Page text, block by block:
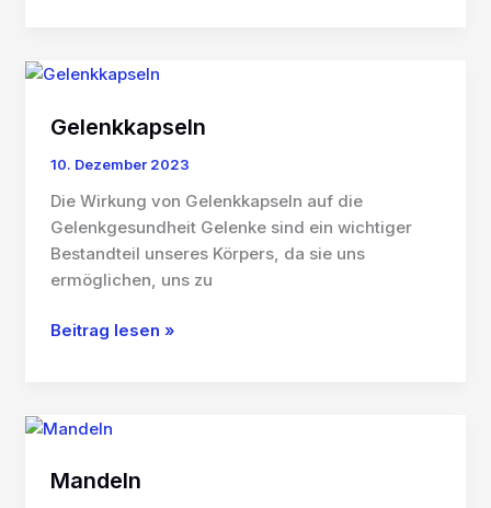
Gelenkkapseln
10. Dezember 2023
Die Wirkung von Gelenkkapseln auf die
Gelenkgesundheit Gelenke sind ein wichtiger
Bestandteil unseres Körpers, da sie uns
ermöglichen, uns zu
Gelenkkapseln
Beitrag lesen »
Mandeln